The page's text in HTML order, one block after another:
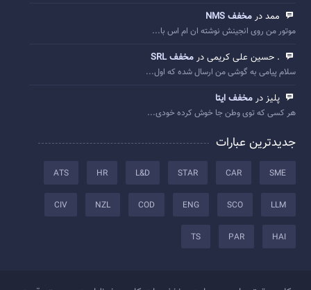
ممد در مخفف NMS
موتور من روی انجینش نوشته ان ام اس با...
. حسین علی کریمی در مخفف SRL
سلام پیامی به گوشی من ارسال شده که اول...
پلیز در مخفف ایتا
هر کسی که توی وطن جا خوش کرده خودی...
جدیدترین عبارات
SME
CAR
STAR
L&D
HR
ATS
LLM
SCO
ENG
COD
NZL
CIV
HAI
PAR
TS